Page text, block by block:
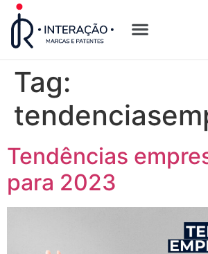
Tag:
Tendências
para 2023